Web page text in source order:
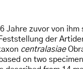
Jahre zuvor von
der
centralasiae
on two